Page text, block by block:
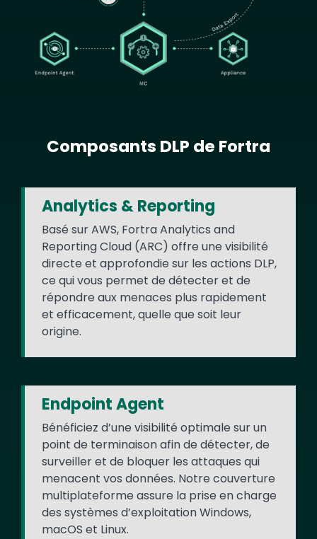
Composants DLP de Fortra
Analytics & Reporting
Basé sur AWS, Fortra Analytics and
Reporting Cloud (ARC) offre une visibilité
directe et approfondie sur les actions DLP,
ce qui vous permet de détecter et de
répondre aux menaces plus rapidement
et efficacement, quelle que soit leur
origine.
Endpoint Agent
Bénéficiez d’une visibilité optimale sur un
point de terminaison afin de détecter, de
surveiller et de bloquer les attaques qui
menacent vos données. Notre couverture
multiplateforme assure la prise en charge
des systèmes d’exploitation Windows,
macOS et Linux.